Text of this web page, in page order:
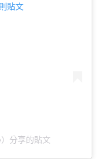
貼文
分享的貼文